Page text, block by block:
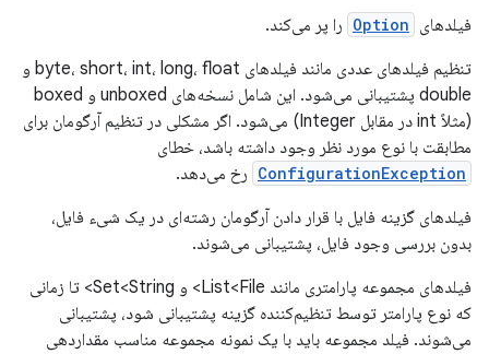
فیلدهای Option را پر می‌کند.
تنظیم فیلدهای عددی مانند فیلدهای byte، short، int، long، float و
double پشتیبانی می‌شود. این شامل نسخه‌های unboxed و boxed
(مثلاً int در مقابل Integer) می‌شود. اگر مشکلی در تنظیم آرگومان برای
مطابقت با نوع مورد نظر وجود داشته باشد، خطای
ConfigurationException رخ می‌دهد.
فیلدهای گزینه فایل با قرار دادن آرگومان رشته‌ای در یک شیء فایل،
بدون بررسی وجود فایل، پشتیبانی می‌شوند.
فیلدهای مجموعه پارامتری مانند List<File> و Set<String> تا زمانی
که نوع پارامتر توسط تنظیم‌کننده گزینه پشتیبانی شود، پشتیبانی
می‌شوند. فیلد مجموعه باید با یک نمونه مجموعه مناسب مقداردهی